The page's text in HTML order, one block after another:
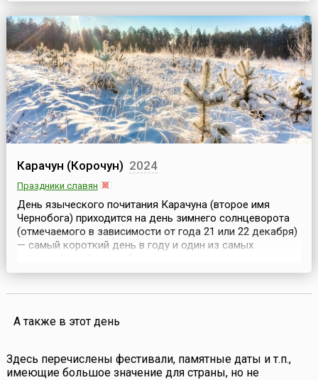
затем была перенесена на 3 июля). Поэтому в
большинстве стран праздник 21 декабря потерял своё
рел...
Карачун (Корочун) 2024
Праздники славян
День языческого почитания Карачуна (второе имя
Чернобога) приходится на день зимнего солнцеворота
(отмечаемого в зависимости от года 21 или 22 декабря)
— самый короткий день в году и один из самых
особенно властвует грозный Карачун — божество
А также в этот день
Здесь перечислены фестивали, памятные даты и т.п.,
имеющие большое значение для страны, но не